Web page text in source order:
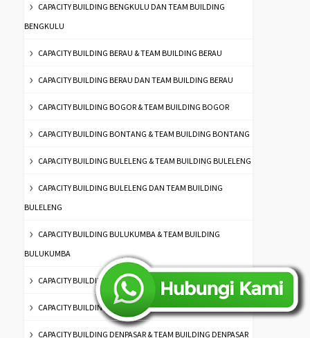
CAPACITY BUILDING BENGKULU DAN TEAM BUILDING
BENGKULU
CAPACITY BUILDING BERAU & TEAM BUILDING BERAU
CAPACITY BUILDING BERAU DAN TEAM BUILDING BERAU
CAPACITY BUILDING BOGOR & TEAM BUILDING BOGOR
CAPACITY BUILDING BONTANG & TEAM BUILDING BONTANG
CAPACITY BUILDING BULELENG & TEAM BUILDING BULELENG
CAPACITY BUILDING BULELENG DAN TEAM BUILDING
BULELENG
CAPACITY BUILDING BULUKUMBA & TEAM BUILDING
BULUKUMBA
CAPACITY BUILDING CILEGON & TEAM BUILDING CILEGON
CAPACITY BUILDING DEMAK DAN TEAM BUILDING DEMAK
CAPACITY BUILDING DENPASAR & TEAM BUILDING DENPASAR